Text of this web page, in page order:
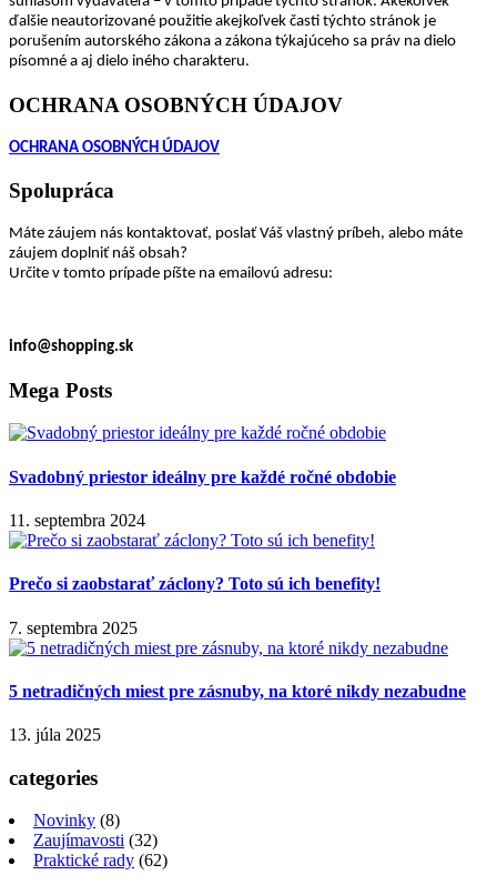
ďalšie neautorizované použitie akejkoľvek časti týchto stránok je
porušením autorského zákona a zákona týkajúceho sa práv na dielo
písomné a aj dielo iného charakteru.
OCHRANA OSOBNÝCH ÚDAJOV
OCHRANA OSOBNÝCH ÚDAJOV
Spolupráca
Máte záujem nás kontaktovať, poslať Váš vlastný príbeh, alebo máte
záujem doplniť náš obsah?
Určite v tomto prípade píšte na emailovú adresu:
info@shopping.sk
Mega Posts
Svadobný priestor ideálny pre každé ročné obdobie
11. septembra 2024
Prečo si zaobstarať záclony? Toto sú ich benefity!
7. septembra 2025
5 netradičných miest pre zásnuby, na ktoré nikdy nezabudne
13. júla 2025
categories
Novinky (8)
Zaujímavosti (32)
Praktické rady (62)